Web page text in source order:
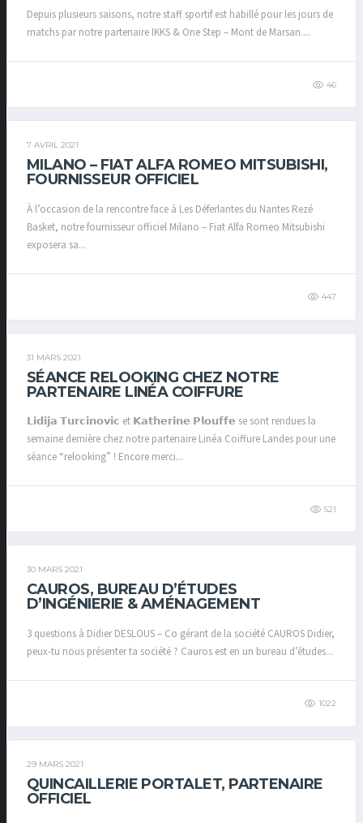
Depuis plusieurs saisons, notre staff sportif est habillé pour les jours de
matchs par notre partenaire IKKS & One Step – Mont de Marsan....
46
7 AVRIL 2021
MILANO – FIAT ALFA ROMEO MITSUBISHI,
FOURNISSEUR OFFICIEL
À l’occasion de la rencontre face à Les Déferlantes du Nantes Rezé
Basket, notre fournisseur officiel Milano – Fiat Alfa Romeo Mitsubishi
exposera sa...
447
31 MARS 2021
SÉANCE RELOOKING CHEZ NOTRE
PARTENAIRE LINÉA COIFFURE
𝗟𝗶𝗱𝗶𝗷𝗮 𝗧𝘂𝗿𝗰𝗶𝗻𝗼𝘃𝗶𝗰 et 𝗞𝗮𝘁𝗵𝗲𝗿𝗶𝗻𝗲 𝗣𝗹𝗼𝘂𝗳𝗳𝗲 se sont rendues la
semaine dernière chez notre partenaire Linéa Coiffure Landes pour une
séance “relooking” ! Encore merci...
521
30 MARS 2021
CAUROS, BUREAU D’ÉTUDES
D’INGÉNIERIE & AMÉNAGEMENT
3 questions à Didier DESLOUS – Co gérant de la société CAUROS Didier,
peux-tu nous présenter ta société ? Cauros est en un bureau d’études...
1022
29 MARS 2021
QUINCAILLERIE PORTALET, PARTENAIRE
OFFICIEL